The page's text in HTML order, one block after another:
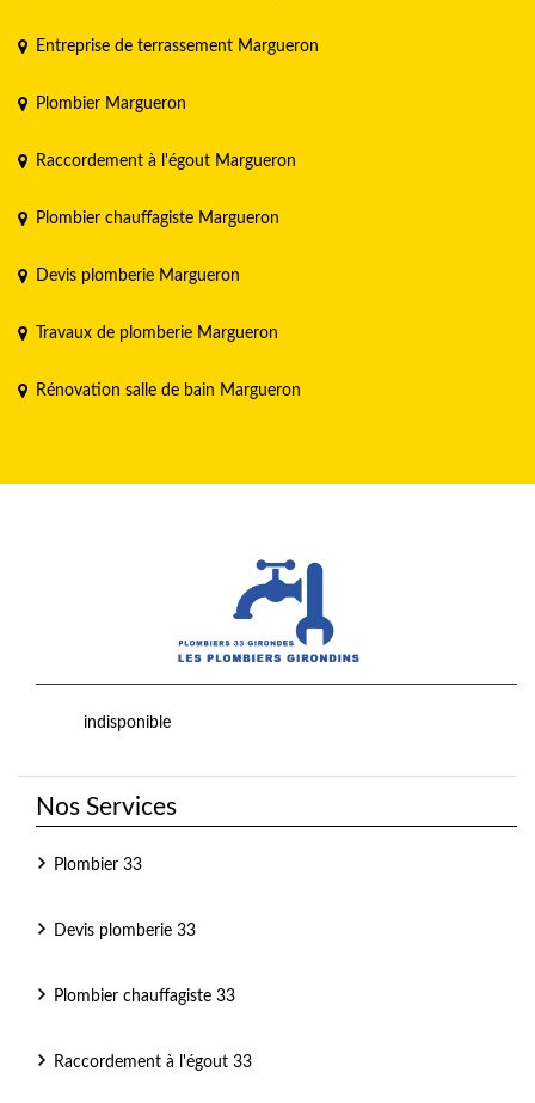
Entreprise de terrassement Margueron
Plombier Margueron
Raccordement à l'égout Margueron
Plombier chauffagiste Margueron
Devis plomberie Margueron
Travaux de plomberie Margueron
Rénovation salle de bain Margueron
indisponible
Nos Services
Plombier 33
Devis plomberie 33
Plombier chauffagiste 33
Raccordement à l'égout 33